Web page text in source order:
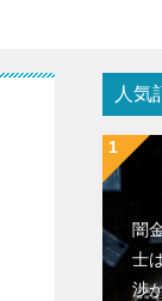
人気
闇
士
渉